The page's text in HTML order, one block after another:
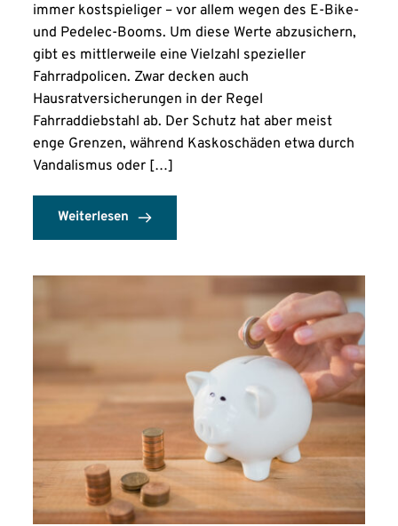
immer kostspieliger – vor allem wegen des E-Bike-
und Pedelec-Booms. Um diese Werte abzusichern,
gibt es mittlerweile eine Vielzahl spezieller
Fahrradpolicen. Zwar decken auch
Hausratversicherungen in der Regel
Fahrraddiebstahl ab. Der Schutz hat aber meist
enge Grenzen, während Kaskoschäden etwa durch
Vandalismus oder […]
Weiterlesen